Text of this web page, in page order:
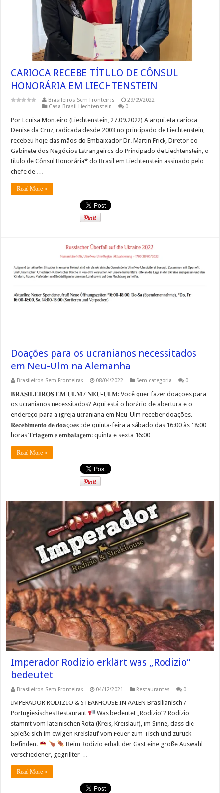
CARIOCA RECEBE TÍTULO DE CÔNSUL
HONORÁRIA EM LIECHTENSTEIN
Brasileiros Sem Fronteiras
29/09/2022
Casa Brasil Liechtenstein
0
Por Louisa Monteiro (Liechtenstein, 27.09.2022) A arquiteta carioca
Denise da Cruz, radicada desde 2003 no principado de Liechtenstein,
recebeu hoje das mãos do Embaixador Dr. Martin Frick, Diretor do
Gabinete dos Negócios Estrangeiros do Principado de Liechtenstein, o
título de Cônsul Honorária* do Brasil em Liechtenstein assinado pelo
chefe de …
Read More »
Doações para os ucranianos necessitados
em Neu-Ulm na Alemanha
Brasileiros Sem Fronteiras 08/04/2022 Sem categoria 0
𝐁𝐑𝐀𝐒𝐈𝐋𝐄𝐈𝐑𝐎𝐒 𝐄𝐌 𝐔𝐋𝐌 / 𝐍𝐄𝐔-𝐔𝐋𝐌: Você quer fazer doações para
os ucranianos necessitados? Aqui está o horário de abertura e o
endereço para a igreja ucraniana em Neu-Ulm receber doações.
𝐑𝐞𝐜𝐞𝐛𝐢𝐦𝐞𝐧𝐭𝐨 𝐝𝐞 𝐝𝐨𝐚çõ𝐞𝐬 : de quinta-feira a sábado das 16:00 às 18:00
horas 𝐓𝐫𝐢𝐚𝐠𝐞𝐦 𝐞 𝐞𝐦𝐛𝐚𝐥𝐚𝐠𝐞𝐦: quinta e sexta 16:00 …
Read More »
Imperador Rodizio erklärt was „Rodizio“
bedeutet
Brasileiros Sem Fronteiras 04/12/2021 Restaurantes 0
IMPERADOR RODIZIO & STEAKHOUSE IN AALEN Brasilianisch /
Portugiesisches Restaurant
Was bedeutet „Rodizio“? Rodizio
stammt vom lateinischen Rota (Kreis, Kreislauf), im Sinne, dass die
Spieße sich im ewigen Kreislauf vom Feuer zum Tisch und zurück
befinden.
Beim Rodizio erhält der Gast eine große Auswahl
verschiedener, gegrillter …
Read More »